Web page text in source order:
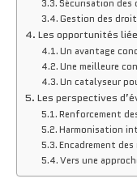
Sécurisation des
Gestion des
Les opportunités
Un avantage
Une meilleure
Un catalyseur
Les perspectives
Renforcement
Harmonisation
Encadrement
Vers une